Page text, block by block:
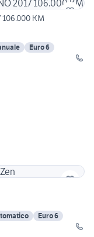
106.000 KM
Euro 6
Euro 6